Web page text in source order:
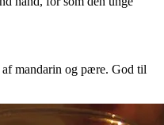
mandarin og pære. God til